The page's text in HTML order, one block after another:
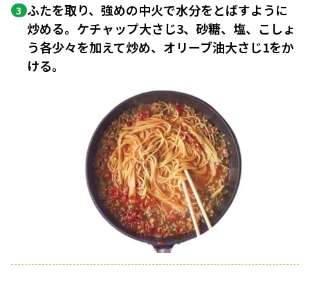
3 ふたを取り、強めの中火で水分をとばすように
炒める。ケチャップ大さじ3、砂糖、塩、こしょ
う各少々を加えて炒め、オリーブ油大さじ1をか
ける。